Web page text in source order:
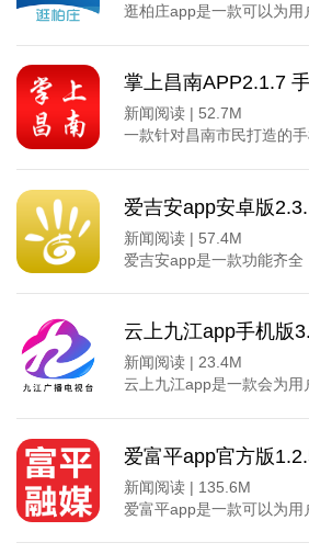
逛柏庄app是一款可以为
掌上昌南APP2.1.7
新闻阅读 | 52.7M
一款针对昌南市民打造的
爱吉安app安卓版
新闻阅读 | 57.4M
爱吉安app是一款功能齐
云上九江app手机版
新闻阅读 | 23.4M
云上九江app是一款会为
爱富平app官方版
新闻阅读 | 135.6M
爱富平app是一款可以为